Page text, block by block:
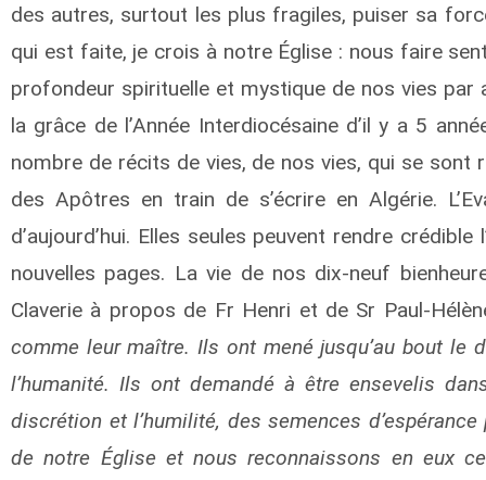
des autres, surtout les plus fragiles, puiser sa
qui est faite, je crois à notre Église : nous faire
profondeur spirituelle et mystique de nos vies
la grâce de l’Année Interdiocésaine d’il y a 5
nombre de récits de vies, de nos vies, qui se sont
des Apôtres en train de s’écrire en Algérie.
d’aujourd’hui. Elles seules peuvent rendre
nouvelles pages. La vie de nos dix-neuf
Claverie à propos de Fr Henri et de Sr Paul-
comme leur maître. Ils ont mené jusqu’au bout le
l’humanité. Ils ont demandé à être ensevelis
discrétion et l’humilité, des semences
de notre Église et nous reconnaissons en eux